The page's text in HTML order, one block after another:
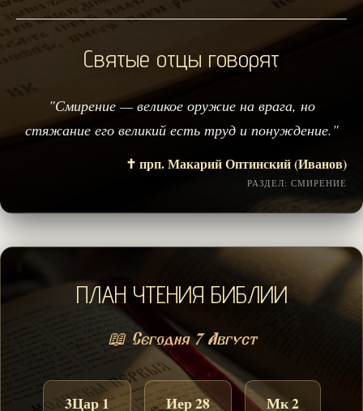
Святые отцы говорят
"Смирение — великое оружие на врага, но
стяжание его великий есть труд и понуждение."
✝️ прп. Макарий Оптинский (Иванов)
РАЗДЕЛ: СМИРЕНИЕ
ПЛАН ЧТЕНИЯ БИБЛИИ
📖 Сегодня 7 Август
3Цар 1 Иер 28 Мк 2